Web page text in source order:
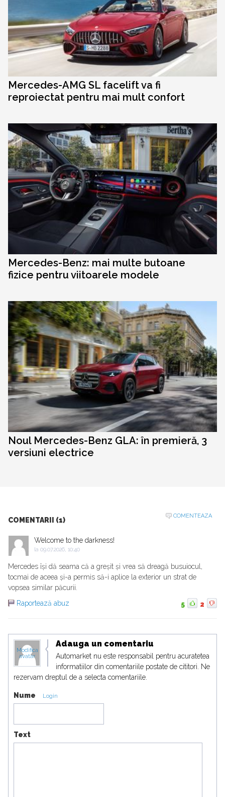
Mercedes-AMG SL facelift va fi
reproiectat pentru mai mult confort
Mercedes-Benz: mai multe butoane
fizice pentru viitoarele modele
Noul Mercedes-Benz GLA: în premieră, 3
versiuni electrice
COMENTARII (1)
COMENTEAZA
Welcome to the darkness!
la 09.07.2026, 10:40
Mercedes își dă seama că a greșit și vrea să dreagă busuiocul,
tocmai de aceea și-a permis să-i aplice la exterior un strat de
vopsea similar păcurii.
Raportează abuz
5 2
Modifica
avatar
Adauga un comentariu
Automarket nu este responsabil pentru acuratetea
informatiilor din comentariile postate de cititori. Ne
rezervam dreptul de a selecta comentariile.
Nume Login
Text